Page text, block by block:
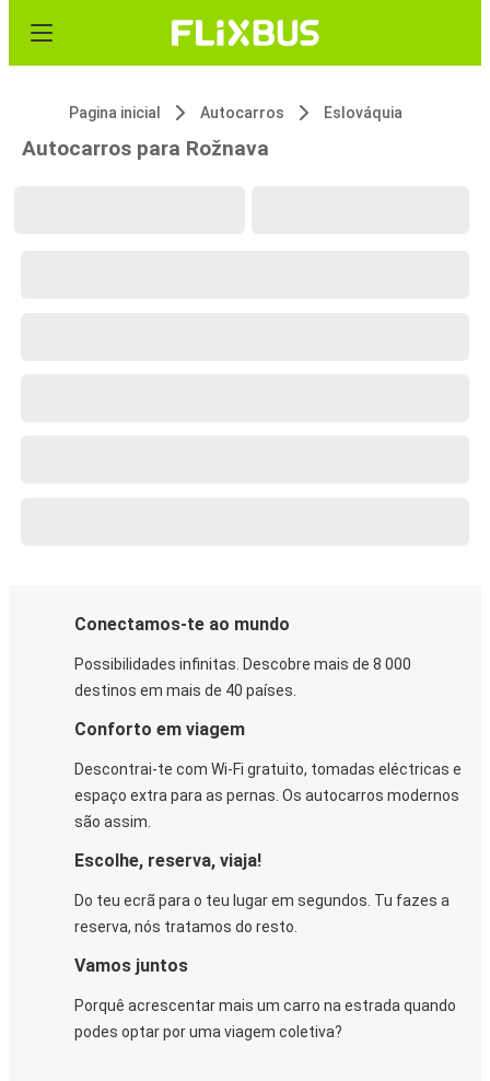
Pagina inicial Autocarros Eslováquia
Autocarros para Rožnava
Conectamos-te ao mundo
Possibilidades infinitas. Descobre mais de 8 000
destinos em mais de 40 países.
Conforto em viagem
Descontrai-te com Wi-Fi gratuito, tomadas eléctricas e
espaço extra para as pernas. Os autocarros modernos
são assim.
Escolhe, reserva, viaja!
Do teu ecrã para o teu lugar em segundos. Tu fazes a
reserva, nós tratamos do resto.
Vamos juntos
Porquê acrescentar mais um carro na estrada quando
podes optar por uma viagem coletiva?